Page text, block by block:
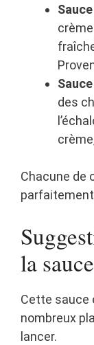
des
Chacune de
parfaitement
la
Cette sauce
nombreux
lancer.